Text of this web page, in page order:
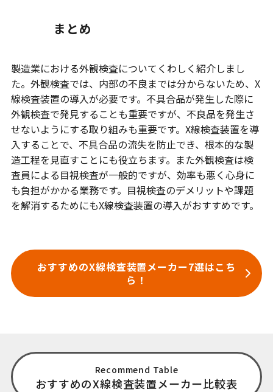
まとめ
製造業における外観検査についてくわしく紹介しまし
た。外観検査では、内部の不良までは分からないため、X
線検査装置の導入が必要です。不具合品が発生した際に
外観検査で発見することも重要ですが、不良品を発生さ
せないようにする取り組みも重要です。X線検査装置を導
入することで、不具合品の流失を防止でき、根本的な製
造工程を見直すことにも役立ちます。また外観検査は検
査員による目視検査が一般的ですが、効率も悪く心身に
も負担がかかる業務です。目視検査のデメリットや課題
を解消するためにもX線検査装置の導入がおすすめです。
おすすめのX線検査装置メーカー7選はこち
ら！
Recommend Table
おすすめのX線検査装置メーカー比較表